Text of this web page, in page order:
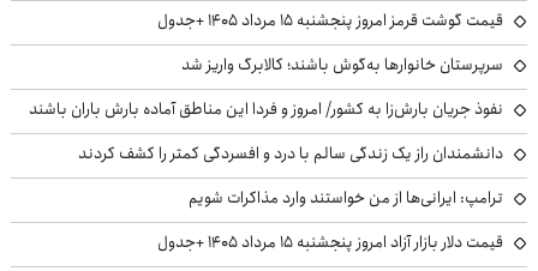
قیمت گوشت قرمز امروز پنجشنبه ۱۵ مرداد ۱۴۰۵ +جدول
سرپرستان خانوارها به‌گوش باشند؛ کالابرگ واریز شد
نفوذ جریان بارش‌زا به کشور/ امروز و فردا این مناطق آماده بارش باران باشند
دانشمندان راز یک زندگی سالم با درد و افسردگی کمتر را کشف کردند
ترامپ: ایرانی‌ها از من خواستند وارد مذاکرات شویم
قیمت دلار بازار آزاد امروز پنجشنبه ۱۵ مرداد ۱۴۰۵ +جدول